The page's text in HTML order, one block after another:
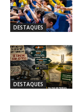
DESTAQUES
DESTAQUES